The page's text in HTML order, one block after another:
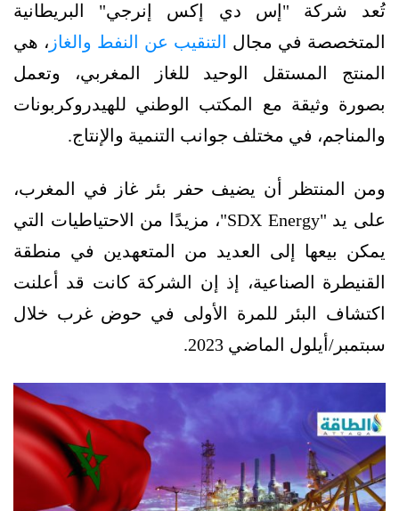
تُعد شركة "إس دي إكس إنرجي" البريطانية
المتخصصة في مجال
التنقيب عن النفط والغاز ، هي
المنتج المستقل الوحيد للغاز المغربي، وتعمل
بصورة وثيقة مع المكتب الوطني للهيدروكربونات
والمناجم، في مختلف جوانب التنمية والإنتاج.
ومن المنتظر أن يضيف حفر بئر غاز في المغرب،
على يد "SDX Energy"، مزيدًا من الاحتياطيات التي
يمكن بيعها إلى العديد من المتعهدين في منطقة
القنيطرة الصناعية، إذ إن الشركة كانت قد أعلنت
اكتشاف البئر للمرة الأولى في حوض غرب خلال
سبتمبر/أيلول الماضي 2023.